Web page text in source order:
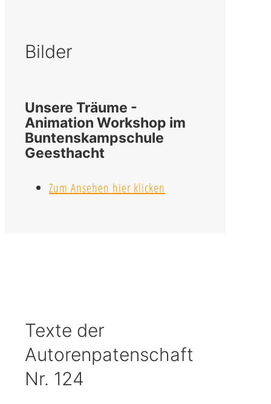
Bilder
Unsere Träume -
Animation Workshop im
Buntenskampschule
Geesthacht
Zum Ansehen hier klicken
Texte der
Autorenpatenschaft
Nr. 124